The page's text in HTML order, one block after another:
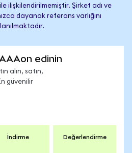
ilişkilendirilmemiştir. Şirket adı ve
dayanak referans varlığını
edinin
alın, satın,
güvenilir
İndirme Değerlendirme